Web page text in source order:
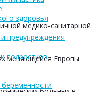
медико-санитарной
меняющейся Европы
здоровья
предупреждения
подростков